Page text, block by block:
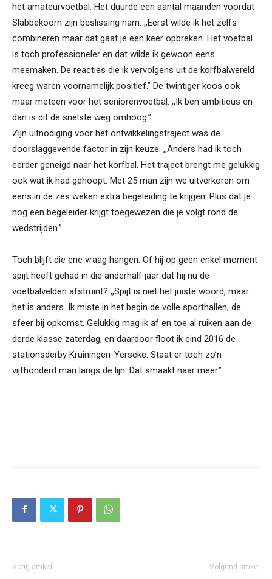
het amateurvoetbal. Het duurde een aantal maanden voordat
Slabbekoorn zijn beslissing nam. ,,Eerst wilde ik het zelfs
combineren maar dat gaat je een keer opbreken. Het voetbal
is toch professioneler en dat wilde ik gewoon eens
meemaken. De reacties die ik vervolgens uit de korfbalwereld
kreeg waren voornamelijk positief.” De twintiger koos ook
maar meteen voor het seniorenvoetbal. ,,Ik ben ambitieus en
dan is dit de snelste weg omhoog.”
Zijn uitnodiging voor het ontwikkelingstraject was de
doorslaggevende factor in zijn keuze. ,,Anders had ik toch
eerder geneigd naar het korfbal. Het traject brengt me gelukkig
ook wat ik had gehoopt. Met 25 man zijn we uitverkoren om
eens in de zes weken extra begeleiding te krijgen. Plus dat je
nog een begeleider krijgt toegewezen die je volgt rond de
wedstrijden.”
Toch blijft die ene vraag hangen. Of hij op geen enkel moment
spijt heeft gehad in die anderhalf jaar dat hij nu de
voetbalvelden afstruint? ,,Spijt is niet het juiste woord, maar
het is anders. Ik miste in het begin de volle sporthallen, de
sfeer bij opkomst. Gelukkig mag ik af en toe al ruiken aan de
derde klasse zaterdag, en daardoor floot ik eind 2016 de
stationsderby Kruiningen-Yerseke. Staat er toch zo’n
vijfhonderd man langs de lijn. Dat smaakt naar meer.”
Vorig artikel Volgend artikel